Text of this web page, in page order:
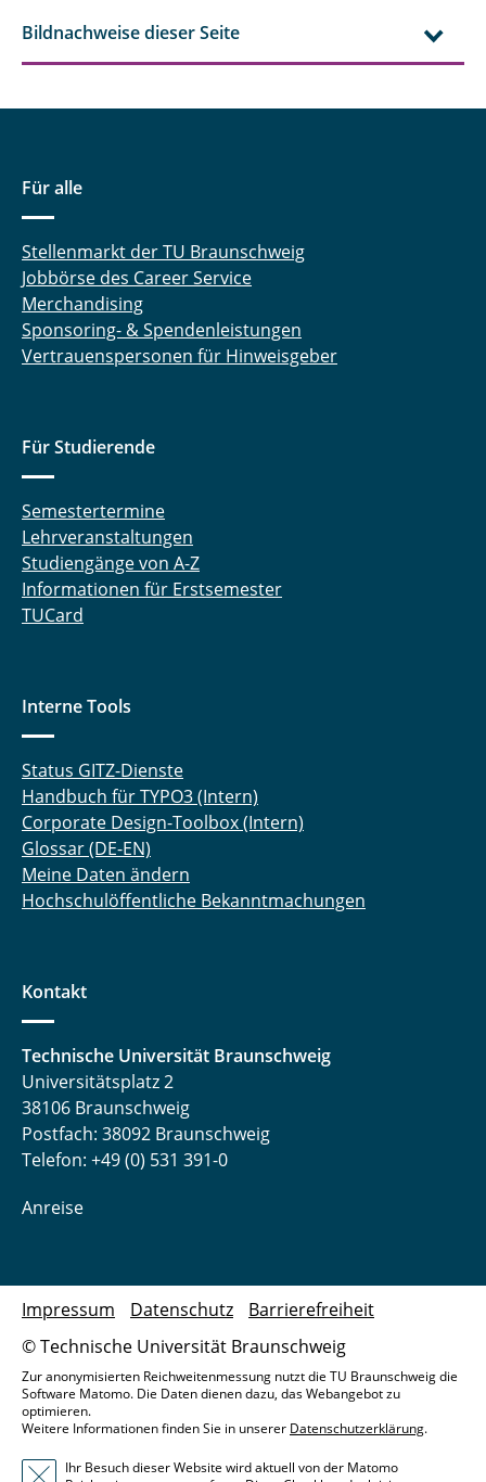
Bildnachweise dieser Seite
Für alle
Stellenmarkt der TU Braunschweig
Jobbörse des Career Service
Merchandising
Sponsoring- & Spendenleistungen
Vertrauenspersonen für Hinweisgeber
Für Studierende
Semestertermine
Lehrveranstaltungen
Studiengänge von A-Z
Informationen für Erstsemester
TUCard
Interne Tools
Status GITZ-Dienste
Handbuch für TYPO3 (Intern)
Corporate Design-Toolbox (Intern)
Glossar (DE-EN)
Meine Daten ändern
Hochschulöffentliche Bekanntmachungen
Kontakt
Technische Universität Braunschweig
Universitätsplatz 2
38106 Braunschweig
Postfach: 38092 Braunschweig
Telefon: +49 (0) 531 391-0
Anreise
© Technische Universität Braunschweig
Impressum Datenschutz Barrierefreiheit
Zur anonymisierten Reichweitenmessung nutzt die TU Braunschweig die
Software Matomo. Die Daten dienen dazu, das Webangebot zu
optimieren.
Weitere Informationen finden Sie in unserer Datenschutzerklärung.
Ihr Besuch dieser Website wird aktuell von der Matomo